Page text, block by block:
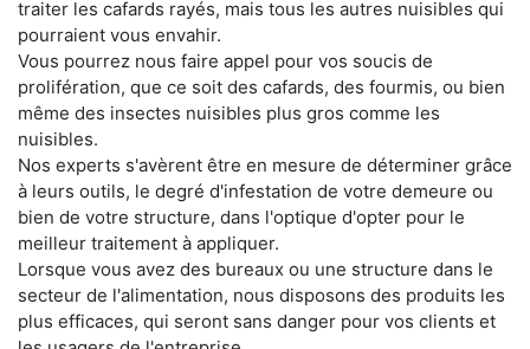
traiter les cafards rayés, mais tous les autres nuisibles qui
pourraient vous envahir.
Vous pourrez nous faire appel pour vos soucis de
prolifération, que ce soit des cafards, des fourmis, ou bien
même des insectes nuisibles plus gros comme les
nuisibles.
Nos experts s'avèrent être en mesure de déterminer grâce
à leurs outils, le degré d'infestation de votre demeure ou
bien de votre structure, dans l'optique d'opter pour le
meilleur traitement à appliquer.
Lorsque vous avez des bureaux ou une structure dans le
secteur de l'alimentation, nous disposons des produits les
plus efficaces, qui seront sans danger pour vos clients et